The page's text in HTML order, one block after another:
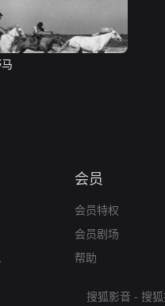
会员
会员特权
会员剧场
帮助
搜狐影音 - 搜